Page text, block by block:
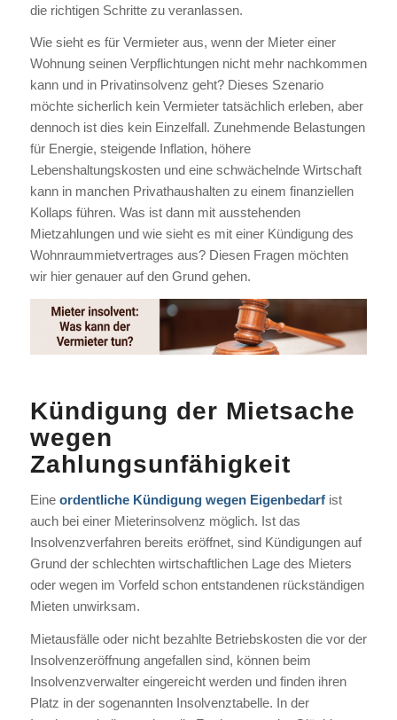
die richtigen Schritte zu veranlassen.
Wie sieht es für Vermieter aus, wenn der Mieter einer
Wohnung seinen Verpflichtungen nicht mehr nachkommen
kann und in Privatinsolvenz geht? Dieses Szenario
möchte sicherlich kein Vermieter tatsächlich erleben, aber
dennoch ist dies kein Einzelfall. Zunehmende Belastungen
für Energie, steigende Inflation, höhere
Lebenshaltungskosten und eine schwächelnde Wirtschaft
kann in manchen Privathaushalten zu einem finanziellen
Kollaps führen. Was ist dann mit ausstehenden
Mietzahlungen und wie sieht es mit einer Kündigung des
Wohnraummietvertrages aus? Diesen Fragen möchten
wir hier genauer auf den Grund gehen.
Kündigung der Mietsache
wegen
Zahlungsunfähigkeit
Eine ordentliche Kündigung wegen Eigenbedarfist
auch bei einer Mieterinsolvenz möglich. Ist das
Insolvenzverfahren bereits eröffnet, sind Kündigungen auf
Grund der schlechten wirtschaftlichen Lage des Mieters
oder wegen im Vorfeld schon entstandenen rückständigen
Mieten unwirksam.
Mietausfälle oder nicht bezahlte Betriebskosten die vor der
Insolvenzeröffnung angefallen sind, können beim
Insolvenzverwalter eingereicht werden und finden ihren
Platz in der sogenannten Insolvenztabelle. In der